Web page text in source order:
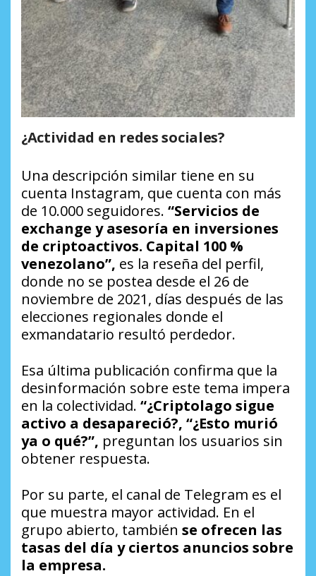
¿Actividad en redes sociales?
Una descripción similar tiene en su
cuenta Instagram, que cuenta con más
de 10.000 seguidores. “Servicios de
exchange y asesoría en inversiones
de criptoactivos. Capital 100 %
venezolano”, es la reseña del perfil,
donde no se postea desde el 26 de
noviembre de 2021, días después de las
elecciones regionales donde el
exmandatario resultó perdedor.
Esa última publicación confirma que la
desinformación sobre este tema impera
en la colectividad. “¿Criptolago sigue
activo a desapareció?, “¿Esto murió
ya o qué?”, preguntan los usuarios sin
obtener respuesta.
Por su parte, el canal de Telegram es el
que muestra mayor actividad. En el
grupo abierto, también se ofrecen las
tasas del día y ciertos anuncios sobre
la empresa.